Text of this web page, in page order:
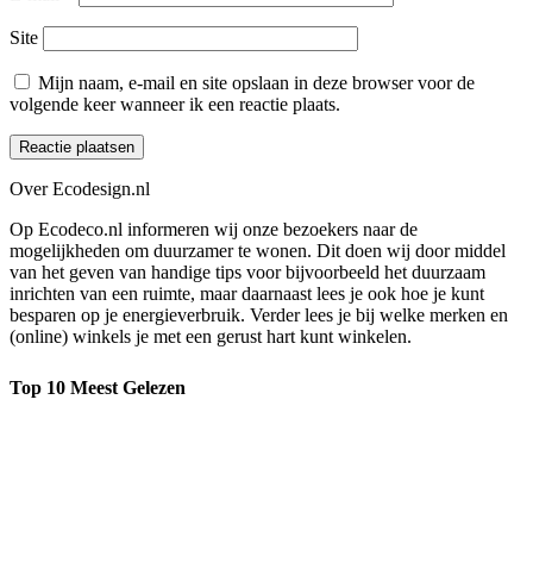
Site
Mijn naam, e-mail en site opslaan in deze browser voor de
volgende keer wanneer ik een reactie plaats.
Over Ecodesign.nl
Op Ecodeco.nl informeren wij onze bezoekers naar de
mogelijkheden om duurzamer te wonen. Dit doen wij door middel
van het geven van handige tips voor bijvoorbeeld het duurzaam
inrichten van een ruimte, maar daarnaast lees je ook hoe je kunt
besparen op je energieverbruik. Verder lees je bij welke merken en
(online) winkels je met een gerust hart kunt winkelen.
Top 10 Meest Gelezen